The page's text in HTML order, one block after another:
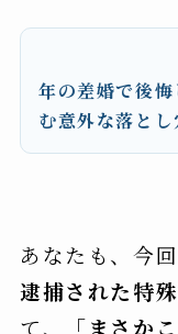
年の差婚で後
む意外な落とし
あなたも、今
逮捕された特殊
て、
「まさか